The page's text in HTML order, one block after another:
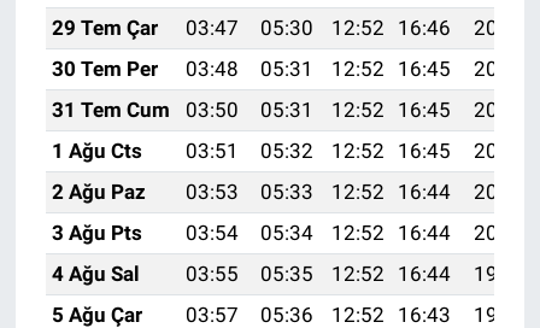
29 Tem Çar
03:47 05:30 12:52 16:46
20:05
30 Tem Per
03:48 05:31 12:52 16:45
20:04
31 Tem Cum
03:50 05:31 12:52 16:45
20:03
1 Ağu Cts
03:51 05:32 12:52 16:45
20:02
2 Ağu Paz
03:53 05:33 12:52 16:44
20:01
3 Ağu Pts
03:54 05:34 12:52 16:44
20:00
4 Ağu Sal
03:55 05:35 12:52 16:44
19:59
5 Ağu Çar
03:57 05:36 12:52 16:43
19:58